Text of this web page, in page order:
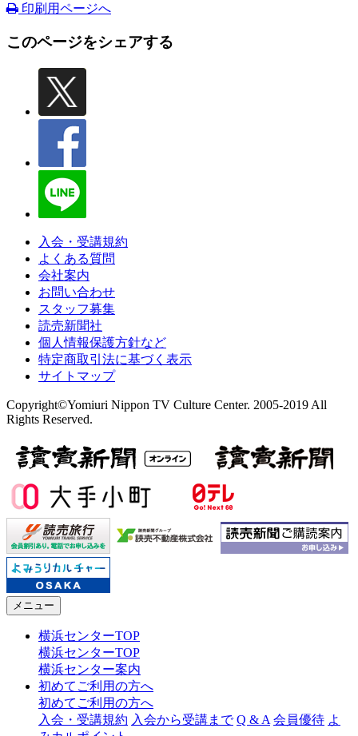
印刷用ページへ
このページをシェアする
入会・受講規約
よくある質問
会社案内
お問い合わせ
スタッフ募集
読売新聞社
個人情報保護方針など
特定商取引法に基づく表示
サイトマップ
Copyright©Yomiuri Nippon TV Culture Center. 2005-2019 All
Rights Reserved.
メニュー
横浜センターTOP
横浜センターTOP
横浜センター案内
初めてご利用の方へ
初めてご利用の方へ
入会・受講規約 入会から受講まで Q & A 会員優待 よ